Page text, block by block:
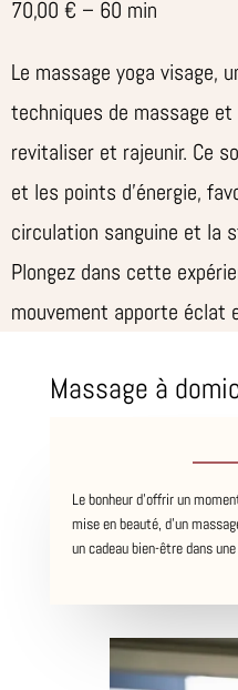
70,00 € – 60 min
Le massage yoga visage,
techniques de massage
revitaliser et rajeunir. Ce
et les points d’énergie,
circulation sanguine et la
Plongez dans cette
mouvement apporte éclat
Massage à
Le bonheur d’offrir un
mise en beauté, d’un
un cadeau bien-être dans